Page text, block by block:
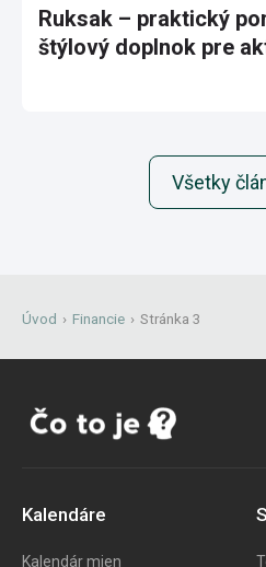
Ruksak – praktický
štýlový doplnok pre
Všetky
Úvod › Financie › Stránka 3
Kalendáre
Kalendár mien